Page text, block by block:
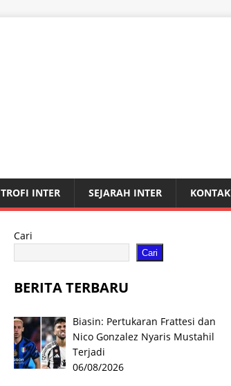
TROFI INTER SEJARAH INTER KONTAK
Cari
Cari
BERITA TERBARU
Biasin: Pertukaran Frattesi dan
Nico Gonzalez Nyaris Mustahil
Terjadi
06/08/2026